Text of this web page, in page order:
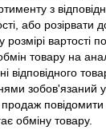
з
або розірвати
вартості
товару на
зобов'язаний
обміну товару.